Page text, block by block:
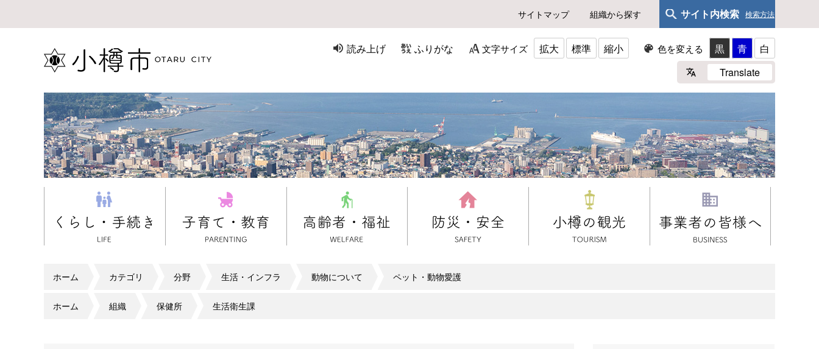
サイトマップ 組織から探す サイト内検索 検索方法
読み上げ ふりがな 文字サイズ 拡大 標準 縮小 色を変える 黒 青
白
Translate
ホーム カテゴリ 分野 生活・インフラ 動物について ペット・動物愛護
ホーム 組織 保健所 生活衛生課